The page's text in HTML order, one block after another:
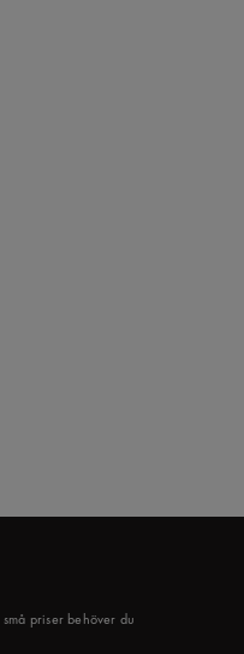
priser behöver du